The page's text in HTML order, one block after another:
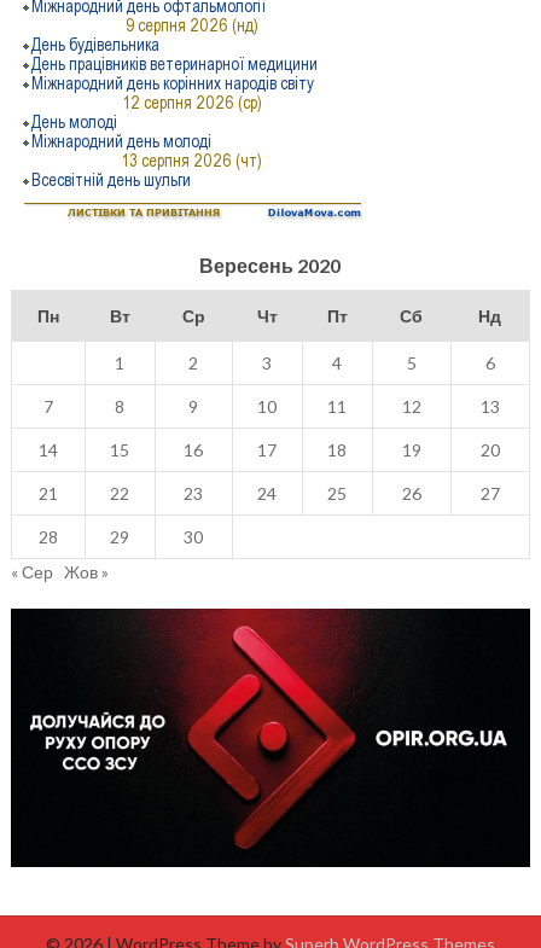
Вересень 2020
Пн Вт Ср Чт Пт Сб Нд
1 2 3 4 5 6
7 8 9 10 11 12 13
14 15 16 17 18 19 20
21 22 23 24 25 26 27
28 29
30
« Сер Жов »